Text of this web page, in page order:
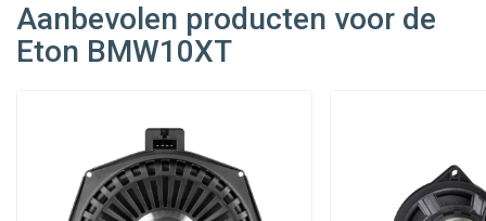
Aanbevolen producten voor de
Eton BMW10XT